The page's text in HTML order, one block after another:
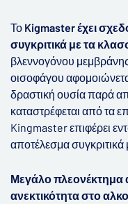
Το Kigmasterέχει
συγκριτικά με τα
βλεννογόνου
οισοφάγου
δραστική ουσίαπαρά
καταστρέφεται απότα
Kingmasterεπιφέρει
αποτέλεσμασυγκριτικά
Μεγάλοπλεονέκτημα
ανεκτικότηταστο